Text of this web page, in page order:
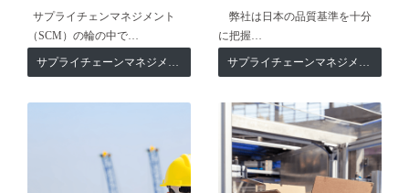
サプライチェンマネジメント
（SCM）の輪の中で…
サプライチェーンマネジメント
弊社は日本の品質基準を十分
に把握…
サプライチェーンマネジメント